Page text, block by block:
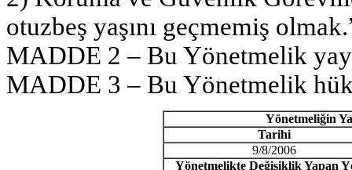
otuzbeş yaşını geçmemiş
MADDE 2 – Bu Yönetmelik
MADDE 3 – Bu Yönetmelik
Yönetmeliğin
Tarihi
9/8/2006
Yönetmelikte Değişiklik Yapan